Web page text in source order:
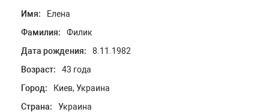
Имя:
Елена
Фамилия:
Филик
Дата рождения:
8.11.1982
Возраст:
43 года
Город:
Киев, Украина
Страна:
Украина